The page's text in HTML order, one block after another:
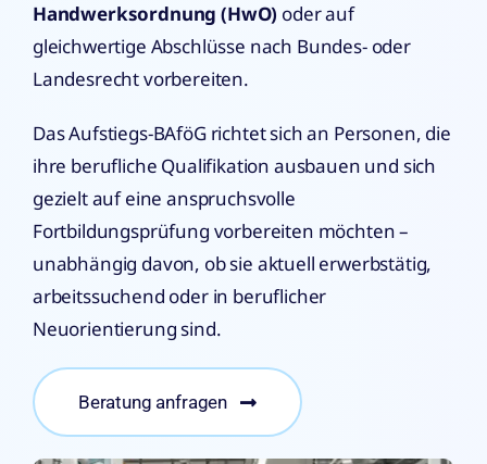
Handwerksordnung (HwO) oder auf
gleichwertige Abschlüsse nach Bundes- oder
Landesrecht vorbereiten.
Das Aufstiegs-BAföG richtet sich an Personen, die
ihre berufliche Qualifikation ausbauen und sich
gezielt auf eine anspruchsvolle
Fortbildungsprüfung vorbereiten möchten –
unabhängig davon, ob sie aktuell erwerbstätig,
arbeitssuchend oder in beruflicher
Neuorientierung sind.
Beratung anfragen